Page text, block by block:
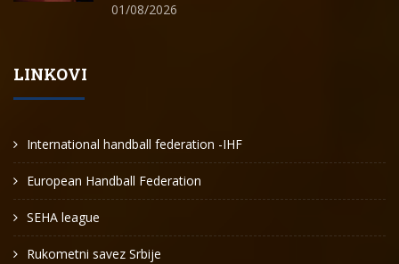
01/08/2026
LINKOVI
International handball federation -IHF
European Handball Federation
SEHA league
Rukometni savez Srbije